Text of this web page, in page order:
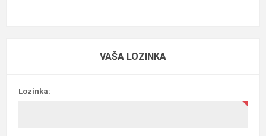
VAŠA LOZINKA
Lozinka: